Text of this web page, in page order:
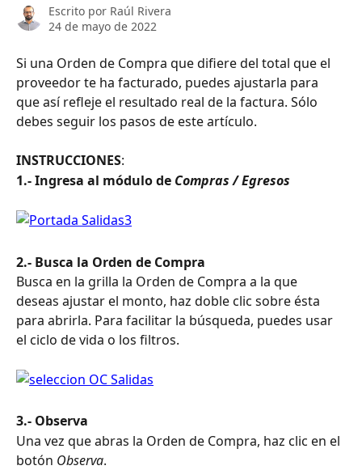
Escrito por Raúl Rivera
24 de mayo de 2022
Si una Orden de Compra que difiere del total que el
proveedor te ha facturado, puedes ajustarla para
que así refleje el resultado real de la factura. Sólo
debes seguir los pasos de este artículo.
INSTRUCCIONES:
1.- Ingresa al módulo de Compras / Egresos
2.- Busca la Orden de Compra
Busca en la grilla la Orden de Compra a la que
deseas ajustar el monto, haz doble clic sobre ésta
para abrirla. Para facilitar la búsqueda, puedes usar
el ciclo de vida o los filtros.
3.- Observa
Una vez que abras la Orden de Compra, haz clic en el
botón Observa.